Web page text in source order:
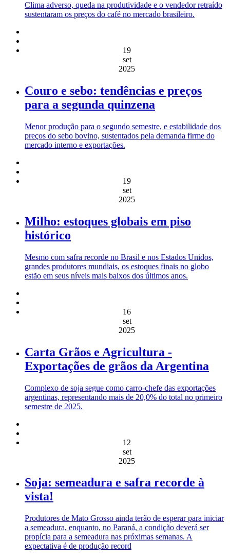
Clima adverso, queda na produtividade e o vendedor retraído
sustentaram os preços do café no mercado brasileiro.
19
set
2025
Couro e sebo: tendências e preços
para a segunda quinzena
Menor produção para o segundo semestre, e estabilidade dos
preços do sebo bovino, sustentados pela demanda firme do
mercado interno e exportações.
19
set
2025
Milho: estoques globais em piso
histórico
Mesmo com safra recorde no Brasil e nos Estados Unidos,
grandes produtores mundiais, os estoques finais no globo
estão em seus níveis mais baixos dos últimos anos.
16
set
2025
Carta Grãos e Agricultura -
Exportações de grãos da Argentina
Complexo de soja segue como carro-chefe das exportações
argentinas, representando mais de 20,0% do total no primeiro
semestre de 2025.
12
set
2025
Soja: semeadura e safra recorde à
vista!
Produtores de Mato Grosso ainda terão de esperar para iniciar
a semeadura, enquanto, no Paraná, a condição deverá ser
propícia para a semeadura nas próximas semanas. A
expectativa é de produção record